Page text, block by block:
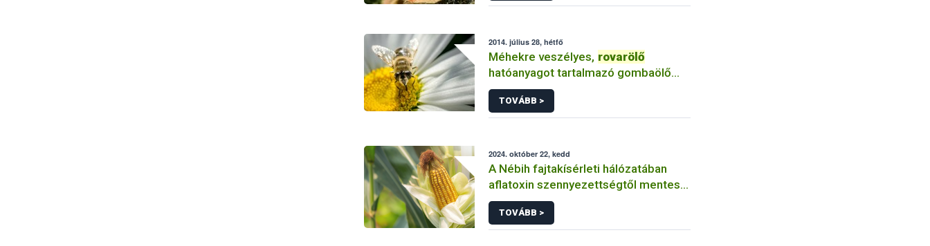
2014. július 28, hétfő
Méhekre veszélyes, rovarölő
hatóanyagot tartalmazó gombaölő
növényvédő szert vont
TOVÁBB >
2024. október 22, kedd
A Nébih fajtakísérleti hálózatában
aflatoxin szennyezettségtől mentes
kukoricát is termesztettek
TOVÁBB >